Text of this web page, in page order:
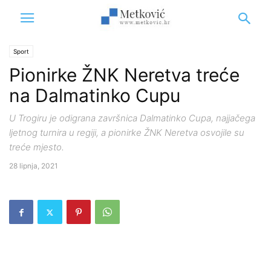
Sport
Pionirke ŽNK Neretva treće
na Dalmatinko Cupu
U Trogiru je odigrana završnica Dalmatinko Cupa, najjačega
ljetnog turnira u regiji, a pionirke ŽNK Neretva osvojile su
treće mjesto.
28 lipnja, 2021